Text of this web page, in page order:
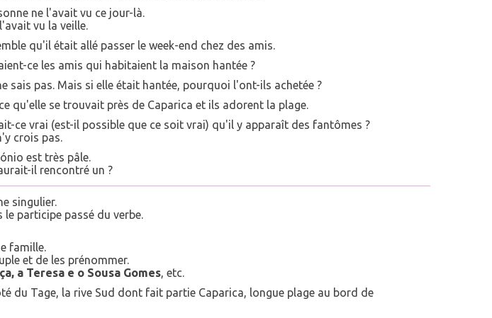
ne l'avait vu ce jour-là.
vu la veille.
qu'il était allé passer le week-end chez des amis.
ce les amis qui habitaient la maison hantée ?
sais pas. Mais si elle était hantée, pourquoi l'ont-ils achetée ?
qu'elle se trouvait près de Caparica et ils adorent la plage.
ce vrai (est-il possible que ce soit vrai) qu'il y apparaît des fantômes ?
crois pas.
est très pâle.
il rencontré un ?
singulier.
participe passé du verbe.
famille.
et de les prénommer.
a Teresa e o Sousa Gomes, etc.
du Tage, la rive Sud dont fait partie Caparica, longue plage au bord de